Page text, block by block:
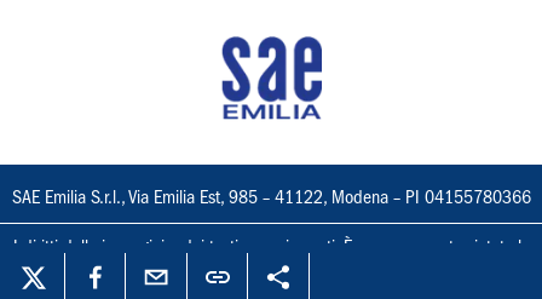
SAE Emilia S.r.l., Via Emilia Est, 985 – 41122, Modena – PI 04155780366
I diritti delle immagini e dei testi sono riservati. È espressamente vietata la
loro riproduzione con qualsiasi mezzo e l'adattamento totale o parziale.